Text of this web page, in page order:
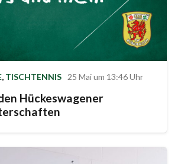
, TISCHTENNIS 25 Mai um 13:46 Uhr
Hückeswagener